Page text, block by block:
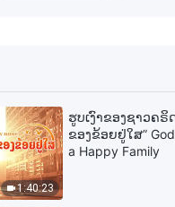
11:40
ພຣະທຳປະຈຳວັນຂອງພຣະ
ເຂົ້າສູ່ຊີວິດ | ຄັດຕອນ 400
1:40:23
ຮູບເງົາຂອງຊາວຄຣິ
ຂອງຂ້ອຍຢູ່ໃສ”
a Happy Family